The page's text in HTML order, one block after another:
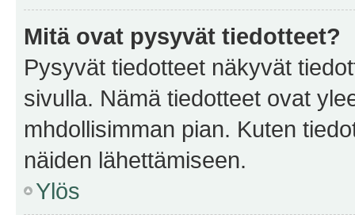
Mitä ovat pysyvät tiedotteet?
Pysyvät tiedotteet näkyvät
sivulla. Nämä tiedotteet ovat
mhdollisimman pian. Kuten
näiden lähettämiseen.
Ylös